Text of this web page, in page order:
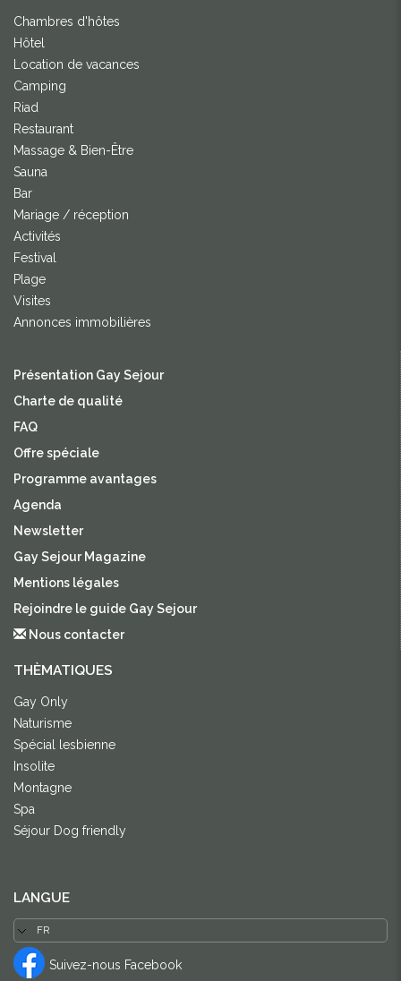
Chambres d'hôtes
Hôtel
Location de vacances
Camping
Riad
Restaurant
Massage & Bien-Être
Sauna
Bar
Mariage / réception
Activités
Festival
Plage
Visites
Annonces immobilières
Présentation Gay Sejour
Charte de qualité
FAQ
Offre spéciale
Programme avantages
Agenda
Newsletter
Gay Sejour Magazine
Mentions légales
Rejoindre le guide Gay Sejour
Nous contacter
THÈMATIQUES
Gay Only
Naturisme
Spécial lesbienne
Insolite
Montagne
Spa
Séjour Dog friendly
LANGUE
Suivez-nous Facebook